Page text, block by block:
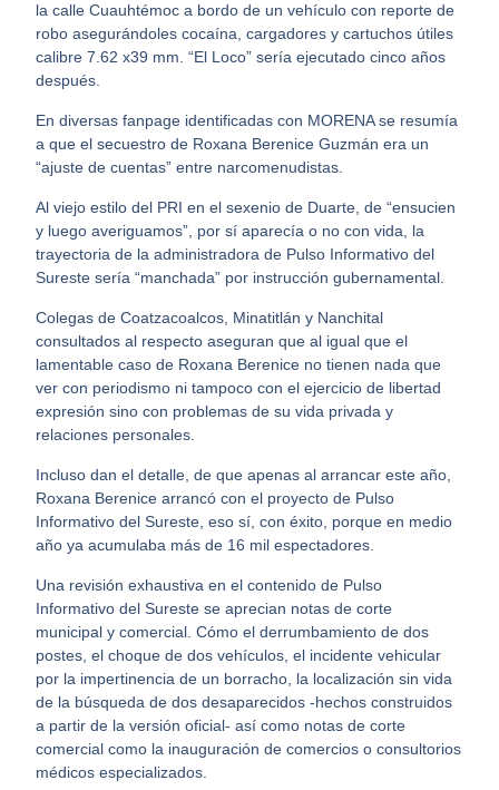
la calle Cuauhtémoc a bordo de un vehículo con reporte de
robo asegurándoles cocaína, cargadores y cartuchos útiles
calibre 7.62 x39 mm. “El Loco” sería ejecutado cinco años
después.
En diversas fanpage identificadas con MORENA se resumía
a que el secuestro de Roxana Berenice Guzmán era un
“ajuste de cuentas” entre narcomenudistas.
Al viejo estilo del PRI en el sexenio de Duarte, de “ensucien
y luego averiguamos”, por sí aparecía o no con vida, la
trayectoria de la administradora de Pulso Informativo del
Sureste sería “manchada” por instrucción gubernamental.
Colegas de Coatzacoalcos, Minatitlán y Nanchital
consultados al respecto aseguran que al igual que el
lamentable caso de Roxana Berenice no tienen nada que
ver con periodismo ni tampoco con el ejercicio de libertad
expresión sino con problemas de su vida privada y
relaciones personales.
Incluso dan el detalle, de que apenas al arrancar este año,
Roxana Berenice arrancó con el proyecto de Pulso
Informativo del Sureste, eso sí, con éxito, porque en medio
año ya acumulaba más de 16 mil espectadores.
Una revisión exhaustiva en el contenido de Pulso
Informativo del Sureste se aprecian notas de corte
municipal y comercial. Cómo el derrumbamiento de dos
postes, el choque de dos vehículos, el incidente vehicular
por la impertinencia de un borracho, la localización sin vida
de la búsqueda de dos desaparecidos -hechos construidos
a partir de la versión oficial- así como notas de corte
comercial como la inauguración de comercios o consultorios
médicos especializados.